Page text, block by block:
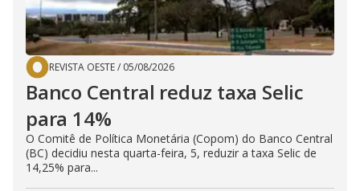
REVISTA OESTE/ 05/08/2026
Banco Central reduz taxa Selic
para 14%
O Comitê de Política Monetária (Copom) do Banco Central
(BC) decidiu nesta quarta-feira, 5, reduzir a taxa Selic de
14,25% para...